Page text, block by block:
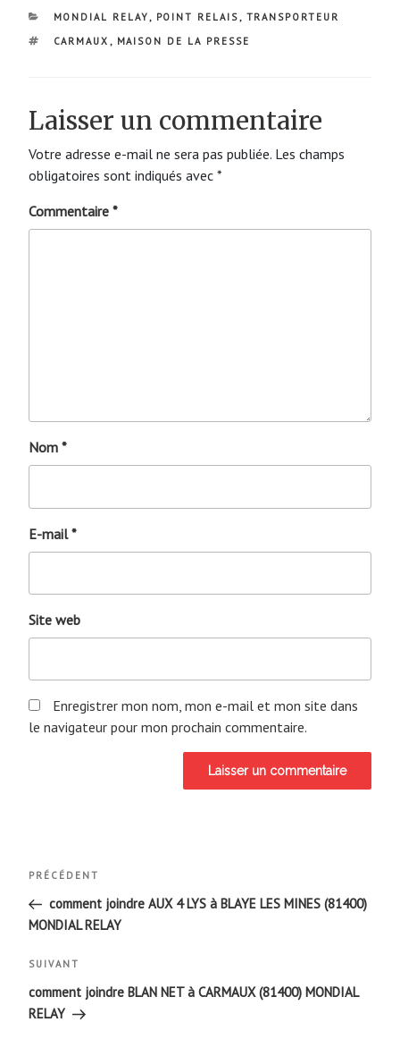
CATÉGORIES
MONDIAL RELAY , POINT RELAIS , TRANSPORTEUR
ÉTIQUETTES
CARMAUX , MAISON DE LA PRESSE
Laisser un commentaire
Votre adresse e-mail ne sera pas publiée. Les champs
obligatoires sont indiqués avec *
Commentaire *
Nom *
E-mail*
Site web
Enregistrer mon nom, mon e-mail et mon site dans
le navigateur pour mon prochain commentaire.
Navigation
de
l’article
Article
précédent
PRÉCÉDENT
comment joindre AUX 4 LYS à BLAYE LES MINES (81400)
MONDIAL RELAY
Article
suivant
SUIVANT
comment joindre BLAN NET à CARMAUX (81400) MONDIAL
RELAY